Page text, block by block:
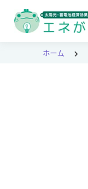
ホーム